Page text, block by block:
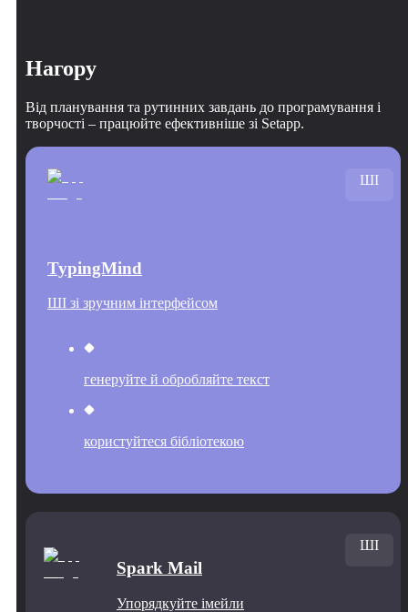
Нагору
Від планування та рутинних завдань до програмування і
творчості – працюйте ефективніше зі Setapp.
TypingMind
ШІ зі зручним інтерфейсом
генеруйте й обробляйте текст
користуйтеся бібліотекою
ШІ
Spark Mail
Упорядкуйте імейли
ШІ